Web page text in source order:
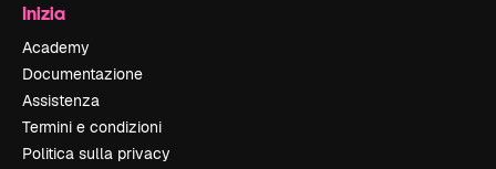
Inizia
Academy
Documentazione
Assistenza
Termini e condizioni
Politica sulla privacy